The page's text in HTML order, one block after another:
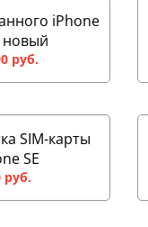
iPhone
новый
руб.
SIM-карты
SE
руб.